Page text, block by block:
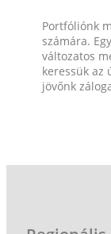
Portfóliónk
számára.
változatos
keressük az
jövőnk